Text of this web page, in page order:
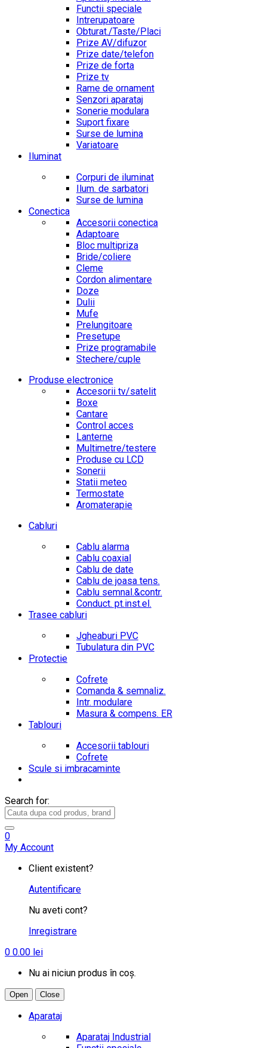
Functii speciale
Intrerupatoare
Obturat./Taste/Placi
Prize AV/difuzor
Prize date/telefon
Prize de forta
Prize tv
Rame de ornament
Senzori aparataj
Sonerie modulara
Suport fixare
Surse de lumina
Variatoare
Iluminat
Corpuri de iluminat
Ilum. de sarbatori
Surse de lumina
Conectica
Accesorii conectica
Adaptoare
Bloc multipriza
Bride/coliere
Cleme
Cordon alimentare
Doze
Dulii
Mufe
Prelungitoare
Presetupe
Prize programabile
Stechere/cuple
Produse electronice
Accesorii tv/satelit
Boxe
Cantare
Control acces
Lanterne
Multimetre/testere
Produse cu LCD
Sonerii
Statii meteo
Termostate
Aromaterapie
Cabluri
Cablu alarma
Cablu coaxial
Cablu de date
Cablu de joasa tens.
Cablu semnal.&contr.
Conduct. pt.inst.el.
Trasee cabluri
Jgheaburi PVC
Tubulatura din PVC
Protectie
Cofrete
Comanda & semnaliz.
Intr. modulare
Masura & compens. ER
Tablouri
Accesorii tablouri
Cofrete
Scule si imbracaminte
Search for:
0
My Account
Client existent?
Autentificare
Nu aveti cont?
Inregistrare
0 0.00 lei
Nu ai niciun produs în coș.
Open Close
Aparataj
Aparataj Industrial